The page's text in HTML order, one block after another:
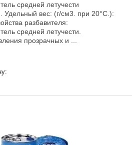
средней летучести
Удельный вес: (г/см3. при 20°C.):
разбавителя:
средней летучести.
прозрачных и ...